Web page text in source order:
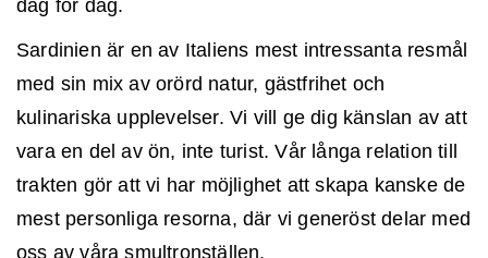
dag för dag.
Sardinien är en av Italiens mest intressanta resmål
med sin mix av orörd natur, gästfrihet och
kulinariska upplevelser. Vi vill ge dig känslan av att
vara en del av ön, inte turist. Vår långa relation till
trakten gör att vi har möjlighet att skapa kanske de
mest personliga resorna, där vi generöst delar med
oss av våra smultronställen.